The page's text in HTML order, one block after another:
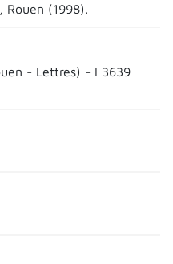
(1998).
- Lettres) - I 3639